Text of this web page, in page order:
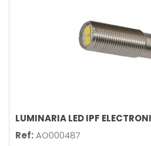
LUMINARIA LED IPF
Ref:AO000487